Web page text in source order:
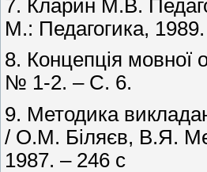
7. Кларин М.В.
М.: Педагогика,
8. Концепція мовної
№ 1-2. – С. 6.
9. Методика
/ О.М. Біляєв, В.Я.
1987. – 246 с